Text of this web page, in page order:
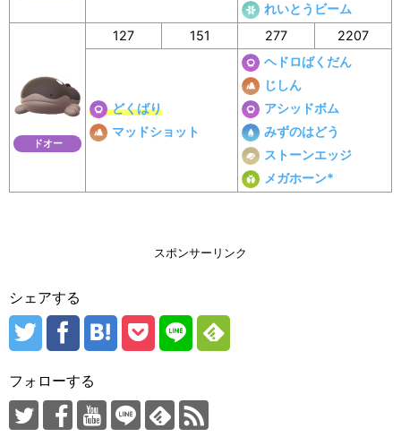
れいとうビーム
ドオー
127 151 277 2207
どくばり
マッドショット
ヘドロばくだん
じしん
アシッドボム
みずのはどう
ストーンエッジ
メガホーン*
スポンサーリンク
シェアする
フォローする